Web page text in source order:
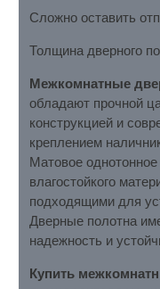
Сложно оставить
Толщина дверного
Межкомнатные
обладают прочной
конструкцией и
креплением
Матовое
влагостойкого
подходящими для
Дверные полотна
надежность и
Купить